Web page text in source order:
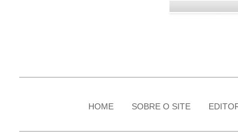
HOME SOBRE O SITE